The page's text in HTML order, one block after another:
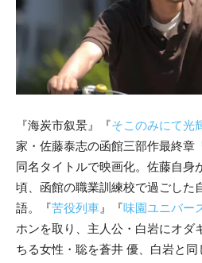
『海炭市叙景』『そこのみにて光
家・佐藤泰志の函館三部作最終章
同名タイトルで映画化。佐藤自身
頃、函館の職業訓練校で過ごした
語。『苦役列車 』『味園ユニバー
ホンを取り、主人公・白岩にオダ
ちる女性・聡を蒼井 優、白岩と